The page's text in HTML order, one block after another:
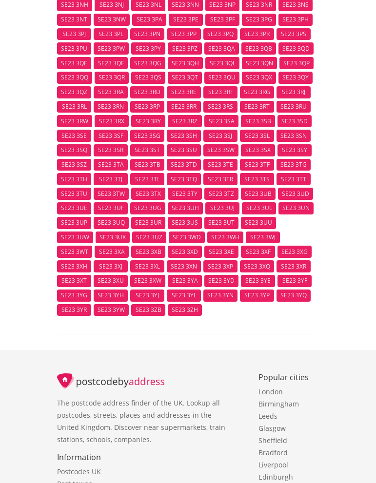
SE23 3NH
SE23 3NJ SE23 3NL SE23 3NN SE23 3NP SE23 3NR
SE23 3NS
SE23 3NT
SE23 3NW SE23 3PA SE23 3PE SE23 3PF SE23 3PG
SE23 3PH
SE23 3PJ
SE23 3PL SE23 3PN SE23 3PP SE23 3PQ SE23 3PR
SE23 3PS
SE23 3PU
SE23 3PW SE23 3PY SE23 3PZ SE23 3QA SE23 3QB
SE23 3QD
SE23 3QE
SE23 3QF SE23 3QG SE23 3QH SE23 3QL SE23 3QN
SE23 3QP
SE23 3QQ
SE23 3QR SE23 3QS SE23 3QT SE23 3QU SE23 3QX
SE23 3QY
SE23 3QZ
SE23 3RA SE23 3RD SE23 3RE SE23 3RF SE23 3RG
SE23 3RJ
SE23 3RL
SE23 3RN SE23 3RP SE23 3RR SE23 3RS SE23 3RT
SE23 3RU
SE23 3RW
SE23 3RX SE23 3RY SE23 3RZ SE23 3SA SE23 3SB
SE23 3SD
SE23 3SE
SE23 3SF SE23 3SG SE23 3SH SE23 3SJ SE23 3SL
SE23 3SN
SE23 3SQ
SE23 3SR SE23 3ST SE23 3SU SE23 3SW SE23 3SX
SE23 3SY
SE23 3SZ
SE23 3TA SE23 3TB SE23 3TD SE23 3TE SE23 3TF
SE23 3TG
SE23 3TH
SE23 3TJ SE23 3TL SE23 3TQ SE23 3TR SE23 3TS
SE23 3TT
SE23 3TU
SE23 3TW SE23 3TX SE23 3TY SE23 3TZ SE23 3UB
SE23 3UD
SE23 3UE
SE23 3UF SE23 3UG SE23 3UH SE23 3UJ SE23 3UL
SE23 3UN
SE23 3UP
SE23 3UQ SE23 3UR SE23 3US SE23 3UT
SE23 3UU
SE23 3UW
SE23 3UX SE23 3UZ SE23 3WD SE23 3WH
SE23 3WJ
SE23 3WT
SE23 3XA SE23 3XB SE23 3XD SE23 3XE SE23 3XF
SE23 3XG
SE23 3XH
SE23 3XJ SE23 3XL SE23 3XN SE23 3XP SE23 3XQ
SE23 3XR
SE23 3XT
SE23 3XU SE23 3XW SE23 3YA SE23 3YD SE23 3YE
SE23 3YF
SE23 3YG
SE23 3YH SE23 3YJ SE23 3YL SE23 3YN SE23 3YP
SE23 3YQ
SE23 3YR
SE23 3YW SE23 3ZB SE23 3ZH
The postcode address finder of the UK. Lookup all
postcodes, streets, places and addresses in the
United Kingdom. Discover near supermarkets, train
stations, schools, companies.
Information
Postcodes UK
Popular cities
London
Birmingham
Leeds
Glasgow
Sheffield
Bradford
Liverpool
Edinburgh